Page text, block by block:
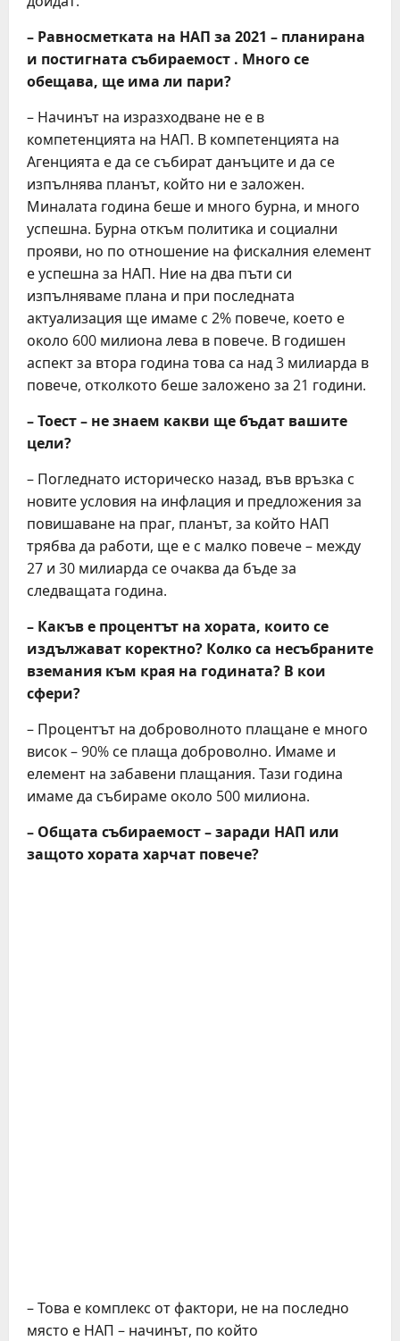
– Равносметката на НАП за 2021 – планирана
и постигната събираемост . Много се
обещава, ще има ли пари?
– Начинът на изразходване не е в
компетенцията на НАП. В компетенцията на
Агенцията е да се събират данъците и да се
изпълнява планът, който ни е заложен.
Миналата година беше и много бурна, и много
успешна. Бурна откъм политика и социални
прояви, но по отношение на фискалния елемент
е успешна за НАП. Ние на два пъти си
изпълняваме плана и при последната
актуализация ще имаме с 2% повече, което е
около 600 милиона лева в повече. В годишен
аспект за втора година това са над 3 милиарда в
повече, отколкото беше заложено за 21 години.
– Тоест – не знаем какви ще бъдат вашите
цели?
– Погледнато историческо назад, във връзка с
новите условия на инфлация и предложения за
повишаване на праг, планът, за който НАП
трябва да работи, ще е с малко повече – между
27 и 30 милиарда се очаква да бъде за
следващата година.
– Какъв е процентът на хората, които се
издължават коректно? Колко са несъбраните
вземания към края на годината? В кои
сфери?
– Процентът на доброволното плащане е много
висок – 90% се плаща доброволно. Имаме и
елемент на забавени плащания. Тази година
имаме да събираме около 500 милиона.
– Общата събираемост – заради НАП или
защото хората харчат повече?
– Това е комплекс от фактори, не на последно
място е НАП – начинът, по който